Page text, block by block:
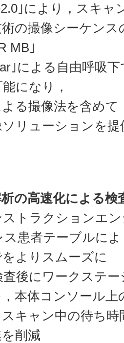
｣により，スキャ
術の撮像シーケン
MB｣
｣による自由呼吸
になり，
る撮像法を含め
リューションを
の高速化による検
ストラクションエ
ス患者テーブルに
よりスムーズに
査後にワークステ
本体コンソール上
キャン中の待ち時
削減